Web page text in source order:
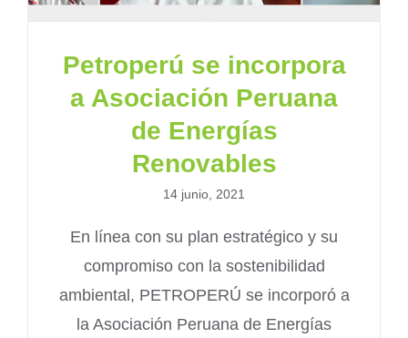
Petroperú se incorpora
a Asociación Peruana
de Energías
Renovables
14 junio, 2021
En línea con su plan estratégico y su
compromiso con la sostenibilidad
ambiental, PETROPERÚ se incorporó a
la Asociación Peruana de Energías